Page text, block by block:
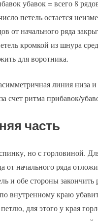
убавок = всего 8
петель остается
от начального ряда
кромкой из шнура
для воротника.
линия низа
счет ритма прибавок/
часть
но с горловиной.
от начального ряда
и обе стороны закончить
внутренному краю
для этого у края